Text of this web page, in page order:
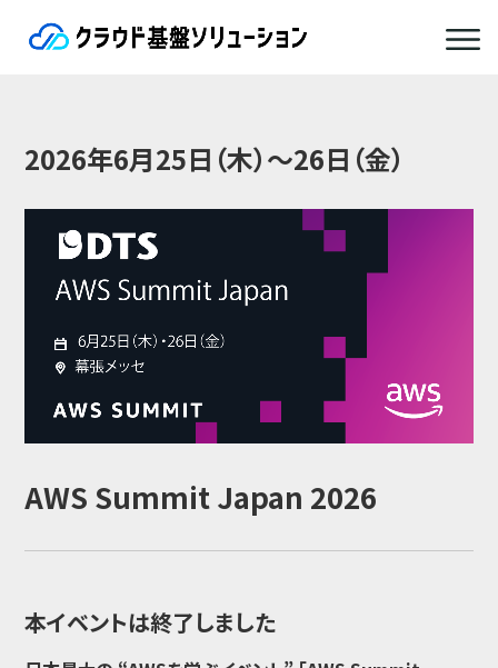
2026年6月25日（木）～26日（金）
AWS Summit Japan 2026
本イベントは終了しました